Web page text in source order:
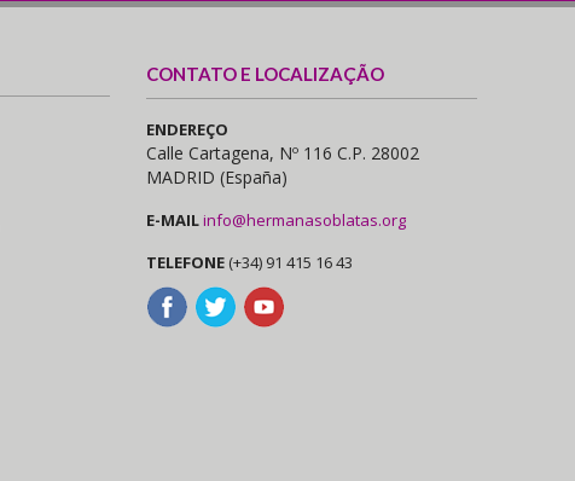
CONTATO E LOCALIZAÇÃO
ENDEREÇO
Calle Cartagena, Nº 116 C.P. 28002
MADRID (España)
E-MAILinfo@hermanasoblatas.org
TELEFONE (+34) 91 415 16 43